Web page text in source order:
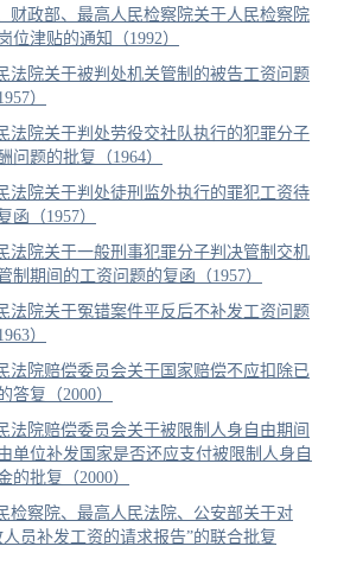
财政部、最高人民检察院关于人民检察院
位津贴的通知（1992）
法院关于被判处机关管制的被告工资问题
）
法院关于判处劳役交社队执行的犯罪分子
问题的批复（1964）
法院关于判处徒刑监外执行的罪犯工资待
函（1957）
法院关于一般刑事犯罪分子判决管制交机
制期间的工资问题的复函（1957）
法院关于冤错案件平反后不补发工资问题
）
法院赔偿委员会关于国家赔偿不应扣除已
答复（2000）
法院赔偿委员会关于被限制人身自由期间
单位补发国家是否还应支付被限制人身自
的批复（2000）
检察院、最高人民法院、公安部关于对
人员补发工资的请求报告”的联合批复